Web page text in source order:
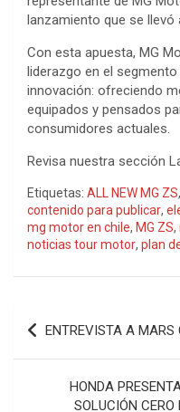
lanzamiento que se llevó
Con esta apuesta, MG
liderazgo en el
innovación: ofreciendo
equipados y pensados
consumidores actuales.
Revisa nuestra sección
Etiquetas: ALL NEW MG ZS,
contenido para publicar,
mg motor en chile, MG ZS,
noticias tour motor, plan
Navegación
de
entradas
ENTREVISTA A MARS
HONDA
SOLUCIÓN CERO